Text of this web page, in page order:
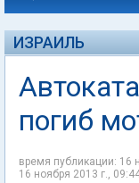
ИЗРАИЛЬ
погиб
время публикации: 16
16 ноября 2013 г.,